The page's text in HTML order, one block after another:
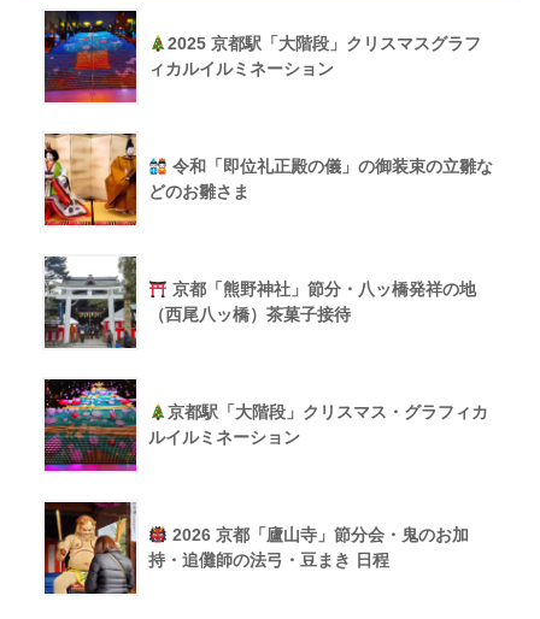
2025 京都駅「大階段」クリスマスグラフ
ィカルイルミネーション
令和「即位礼正殿の儀」の御装束の立雛な
どのお雛さま
京都「熊野神社」節分・八ッ橋発祥の地
（西尾八ッ橋）茶菓子接待
京都駅「大階段」クリスマス・グラフィカ
ルイルミネーション
2026 京都「廬山寺」節分会・鬼のお加
持・追儺師の法弓・豆まき 日程